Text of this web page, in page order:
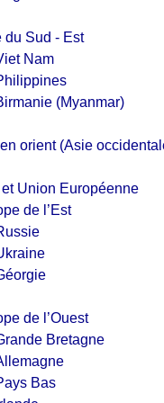
du Sud - Est
Nam
(Myanmar)
orient (Asie
Union Européenne
de l’Est
de l’Ouest
Bretagne
Bas